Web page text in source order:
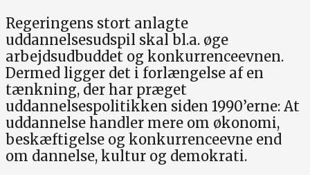
Regeringens stort anlagte
uddannelsesudspil skal bl.a. øge
arbejdsudbuddet og konkurrenceevnen.
Dermed ligger det i forlængelse af en
tænkning, der har præget
uddannelsespolitikken siden 1990’erne: At
uddannelse handler mere om økonomi,
beskæftigelse og konkurrenceevne end
om dannelse, kultur og demokrati.